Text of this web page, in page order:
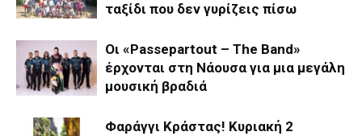
ταξίδι που δεν γυρίζεις πίσω
Οι «Passepartout – The Band»
έρχονται στη Νάουσα για μια μεγάλη
μουσική βραδιά
Φαράγγι Κράστας! Κυριακή 2